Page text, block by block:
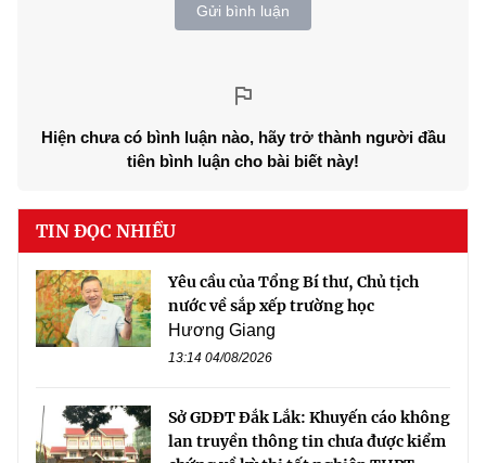
Gửi bình luận
Hiện chưa có bình luận nào, hãy trở thành người đầu
tiên bình luận cho bài biết này!
TIN ĐỌC NHIỀU
Yêu cầu của Tổng Bí thư, Chủ tịch
nước về sắp xếp trường học
Hương Giang
13:14 04/08/2026
Sở GDĐT Đắk Lắk: Khuyến cáo không
lan truyền thông tin chưa được kiểm